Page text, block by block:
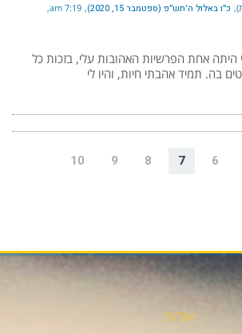
כ״ו באלול ה׳תש״פ (ספטמבר 15, 2020) 7:19 am
היתה אחת הפרשיות האהובות עלי, בזכות כל
בה. תמיד אהבתי חיות, והיו לי
6
7
8
9
10
אודות